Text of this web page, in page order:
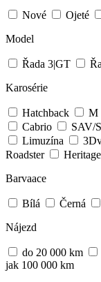
Nové Ojeté
Model
Řada 3|GT
Karosérie
Hatchback M
Cabrio
SAV/
Limuzína
Roadster
Heritage
Barvaace
Bílá Černá
Nájezd
do 20 000 km
jak 100 000 km